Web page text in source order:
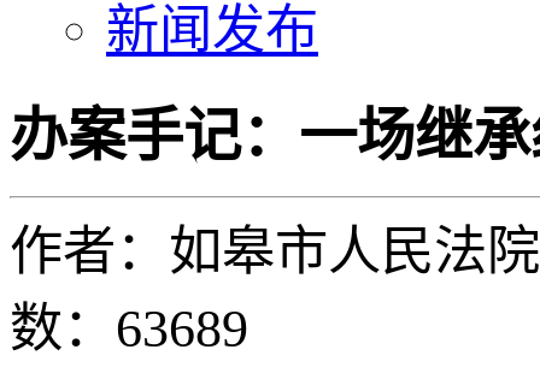
新闻发布
办案手记：一场继
作者：如皋市人民法
数：63689